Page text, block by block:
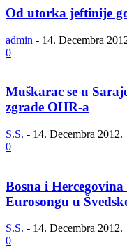
Od utorka jeftinije
admin - 14. Decembra
0
Muškarac se u
zgrade OHR-a
S.S. - 14. Decembra 2012.
0
Bosna i Hercegovina
Eurosongu u
S.S. - 14. Decembra 2012.
0